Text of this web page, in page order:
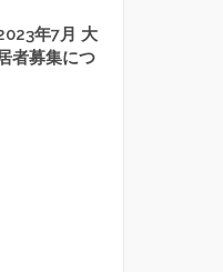
年7月 大
者募集につ